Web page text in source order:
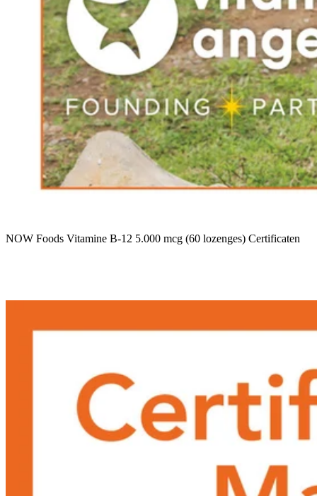
NOW Foods Vitamine B-12 5.000 mcg (60 lozenges) Certificaten